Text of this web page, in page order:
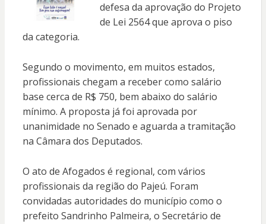
defesa da aprovação do Projeto
de Lei 2564 que aprova o piso
da categoria.
Segundo o movimento, em muitos estados,
profissionais chegam a receber como salário
base cerca de R$ 750, bem abaixo do salário
mínimo. A proposta já foi aprovada por
unanimidade no Senado e aguarda a tramitação
na Câmara dos Deputados.
O ato de Afogados é regional, com vários
profissionais da região do Pajeú. Foram
convidadas autoridades do município como o
prefeito Sandrinho Palmeira, o Secretário de